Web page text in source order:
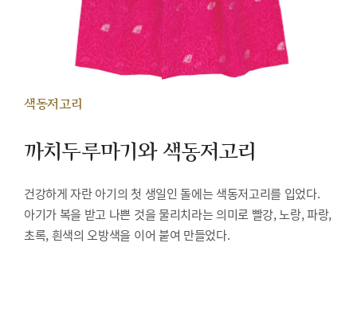
색동저고리
까치두루마기와 색동저고리
건강하게 자란 아기의 첫 생일인 돌에는 색동저고리를 입었다.
아기가 복을 받고 나쁜 것을 물리치라는 의미로 빨강, 노랑, 파랑,
초록, 흰색의 오방색을 이어 붙여 만들었다.